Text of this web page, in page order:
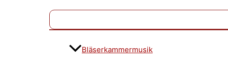
Bläserkammermusik